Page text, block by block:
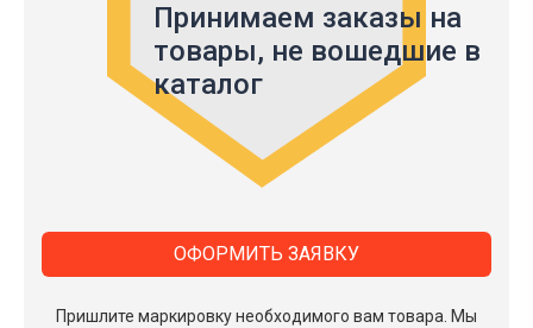
Принимаем заказы на
товары, не вошедшие в
каталог
Пришлите маркировку необходимого вам товара. Мы
ОФОРМИТЬ ЗАЯВКУ